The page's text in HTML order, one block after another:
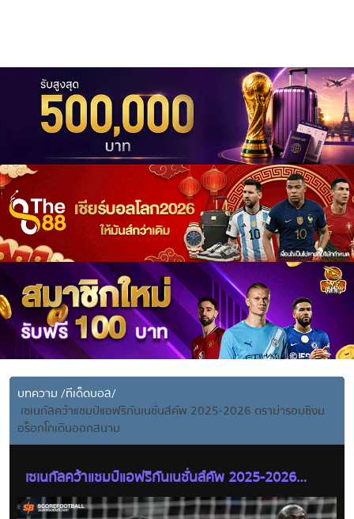
บทความ /ทีเด็ดบอล/
เซเนกัลคว้าแชมป์แอฟริกันเนชั่นส์คัพ 2025-2026 ดราม่ารอบชิงม
อร็อกโกเดินออกสนาม
เซเนกัลคว้าแชมป์แอฟริกันเนชั่นส์คัพ 2025-2026
ดราม่ารอบชิงมอร็อกโกเดินออกสนาม